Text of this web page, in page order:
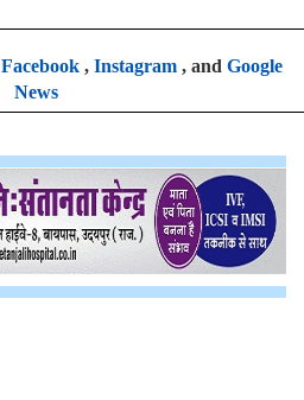
Facebook, Instagram, and Google
News